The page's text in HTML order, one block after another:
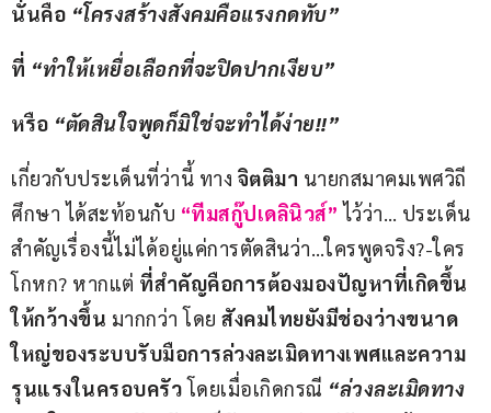
นั่นคือ “โครงสร้างสังคมคือแรงกดทับ”
ที่ “ทำให้เหยื่อเลือกที่จะปิดปากเงียบ”
หรือ “ตัดสินใจพูดก็มิใช่จะทำได้ง่าย!!”
เกี่ยวกับประเด็นที่ว่านี้ ทาง จิตติมา นายกสมาคมเพศวิถี
ศึกษา ได้สะท้อนกับ “ทีมสกู๊ปเดลินิวส์” ไว้ว่า… ประเด็น
สำคัญเรื่องนี้ไม่ได้อยู่แค่การตัดสินว่า…ใครพูดจริง?-ใคร
โกหก? หากแต่ ที่สำคัญคือการต้องมองปัญหาที่เกิดขึ้น
ให้กว้างขึ้น มากกว่า โดย สังคมไทยยังมีช่องว่างขนาด
ใหญ่ของระบบรับมือการล่วงละเมิดทางเพศและความ
รุนแรงในครอบครัว โดยเมื่อเกิดกรณี “ล่วงละเมิดทาง